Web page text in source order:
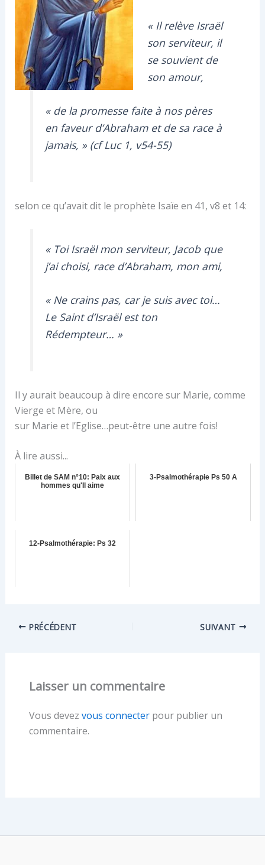
« Il relève Israël
son serviteur, il
se souvient de
son amour,
« de la promesse faite à nos pères
en faveur d’Abraham et de sa race à
jamais, » (cf Luc 1, v54-55)
selon ce qu’avait dit le prophète Isaïe en 41, v8 et 14:
« Toi Israël mon serviteur, Jacob que
j’ai choisi, race d’Abraham, mon ami,
« Ne crains pas, car je suis avec toi…
Le Saint d’Israël est ton
Rédempteur… »
Il y aurait beaucoup à dire encore sur Marie, comme
Vierge et Mère, ou
sur Marie et l’Eglise…peut-être une autre fois!
À lire aussi...
Billet de SAM n°10: Paix aux
hommes qu'Il aime
3-Psalmothérapie Ps 50 A
12-Psalmothérapie: Ps 32
PRÉCÉDENT SUIVANT
Laisser un commentaire
Vous devez vous connecterpour publier un
commentaire.